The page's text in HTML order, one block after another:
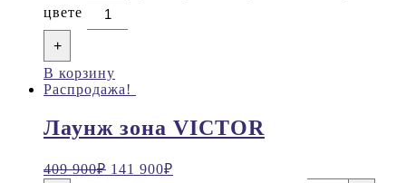
цвете
+
В корзину
Распродажа!
Лаунж зона VICTOR
409 900₽ 141 900₽